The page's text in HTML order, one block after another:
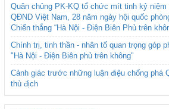
Quân chủng PK-KQ tổ chức mít tinh kỷ niệm
QĐND Việt Nam, 28 năm ngày hội quốc
Chiến thắng “Hà Nội - Điện Biên Phủ trên
Chính trị, tinh thần - nhân tố quan trọng góp
"Hà Nội - Điện Biên phủ trên không"
Cảnh giác trước những luận điệu chống phá
thù địch